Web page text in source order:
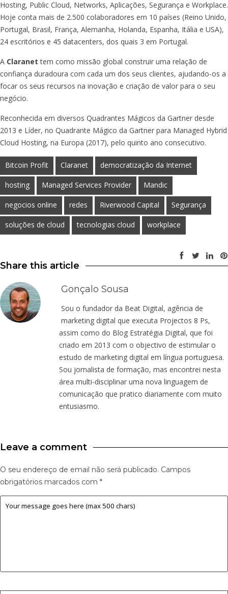
Hosting, Public Cloud, Networks, Aplicações, Segurança e Workplace.
Hoje conta mais de 2.500 colaboradores em 10 países (Reino Unido,
Portugal, Brasil, França, Alemanha, Holanda, Espanha, Itália e USA),
24 escritórios e 45 datacenters, dos quais 3 em Portugal.
A Claranet tem como missão global construir uma relação de
confiança duradoura com cada um dos seus clientes, ajudando-os a
focar os seus recursos na inovação e criação de valor para o seu
negócio.
Reconhecida em diversos Quadrantes Mágicos da Gartner desde
2013 e Líder, no Quadrante Mágico da Gartner para Managed Hybrid
Cloud Hosting, na Europa (2017), pelo quinto ano consecutivo.
Bitcoin Profit Claranet democratização da Internet
hosting Managed Services Provider Mandic
negocios online redes Riverwood Capital Segurança
soluções de cloud tecnologias cloud workplace
Share this article
Gonçalo Sousa
Sou o fundador da Beat Digital, agência de
marketing digital que executa Projectos 8 Ps,
assim como do Blog Estratégia Digital, que foi
criado em 2013 com o objectivo de estimular o
estudo de marketing digital em língua portuguesa.
Sou jornalista de formação, mas encontrei nesta
área multi-disciplinar uma nova linguagem de
comunicação que pratico diariamente com muito
entusiasmo.
Leave a comment
O seu endereço de email não será publicado. Campos
obrigatórios marcados com *